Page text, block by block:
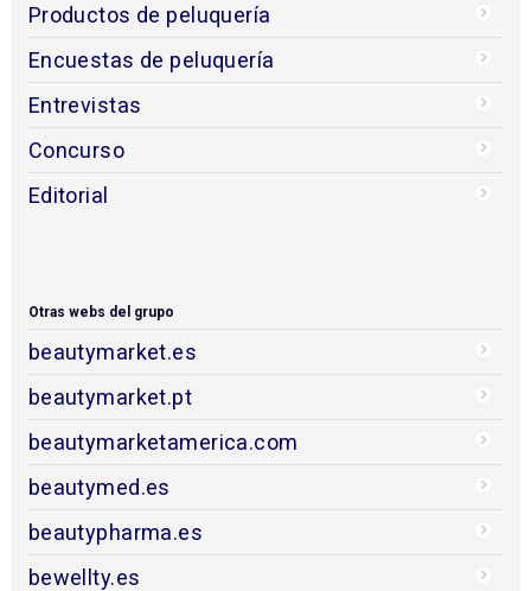
Productos de peluquería
Encuestas de peluquería
Entrevistas
Concurso
Editorial
Otras webs del grupo
beautymarket.es
beautymarket.pt
beautymarketamerica.com
beautymed.es
beautypharma.es
bewellty.es